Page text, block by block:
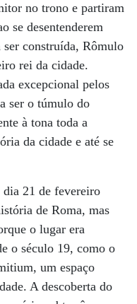
no trono e partiram
se desentenderem
construída, Rômulo
rei da cidade.
excepcional pelos
ser o túmulo do
à tona toda a
da cidade e até se
21 de fevereiro
de Roma, mas
o lugar era
o século 19, como o
um espaço
A descoberta do